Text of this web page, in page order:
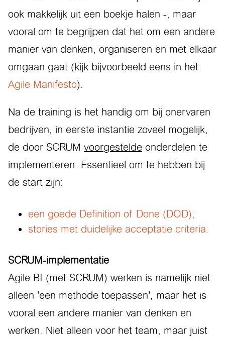
ook makkelijk uit een boekje halen -, maar
vooral om te begrijpen dat het om een andere
manier van denken, organiseren en met elkaar
omgaan gaat (kijk bijvoorbeeld eens in het
Agile Manifesto).
Na de training is het handig om bij onervaren
bedrijven, in eerste instantie zoveel mogelijk,
de door SCRUM voorgestelde onderdelen te
implementeren. Essentieel om te hebben bij
de start zijn:
een goede Definition of Done (DOD);
stories met duidelijke acceptatie criteria.
SCRUM-implementatie
Agile BI (met SCRUM) werken is namelijk niet
alleen 'een methode toepassen', maar het is
vooral een andere manier van denken en
werken. Niet alleen voor het team, maar juist